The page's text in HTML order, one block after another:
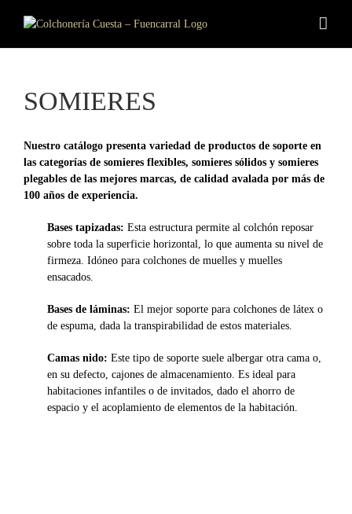
SOMIERES
Nuestro catálogo presenta variedad de productos de soporte en
las categorías de somieres flexibles, somieres sólidos y somieres
plegables de las mejores marcas, de calidad avalada por más de
100 años de experiencia.
Bases tapizadas: Esta estructura permite al colchón reposar
sobre toda la superficie horizontal, lo que aumenta su nivel de
firmeza. Idóneo para colchones de muelles y muelles
ensacados.
Bases de láminas: El mejor soporte para colchones de látex o
de espuma, dada la transpirabilidad de estos materiales.
Camas nido: Este tipo de soporte suele albergar otra cama o,
en su defecto, cajones de almacenamiento. Es ideal para
habitaciones infantiles o de invitados, dado el ahorro de
espacio y el acoplamiento de elementos de la habitación.